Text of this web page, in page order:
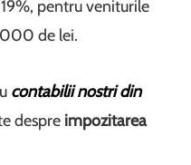
pentru veniturile
de lei.
contabilii nostri din
despre impozitarea